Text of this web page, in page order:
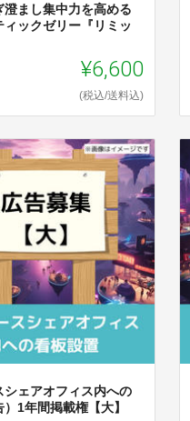
澄まし集中力を高める
ィックゼリー『リミッ
¥6,600
(税込/送料込)
シェアオフィス内への
1年間掲載権【大】